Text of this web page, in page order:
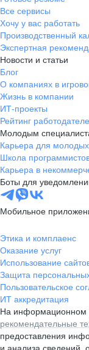
Все сервисы
Хочу у вас работать
Производственный
Экспертная
Новости и статьи
Блог
О компаниях в
Жизнь в компании
ИТ-проекты
Рейтинг
Молодым
Карьера для
Школа
Карьера в
Боты для
Мобильное
Этика и комплаенс
Оказание услуг
Использование
Защита
Пользовательское
ИТ аккредитация
На информационном
рекомендательные
предоставления
и анализа сведений,